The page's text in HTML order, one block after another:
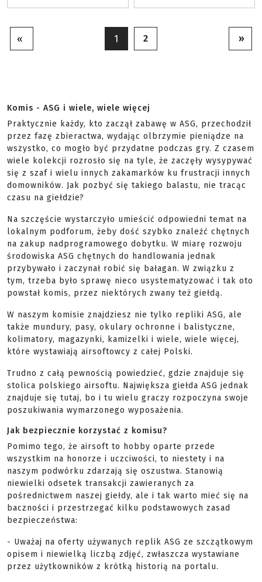
« 1 2 »
Komis - ASG i wiele, wiele więcej
Praktycznie każdy, kto zaczął zabawę w ASG, przechodził
przez fazę zbieractwa, wydając olbrzymie pieniądze na
wszystko, co mogło być przydatne podczas gry. Z czasem
wiele kolekcji rozrosło się na tyle, że zaczęły wysypywać
się z szaf i wielu innych zakamarków ku frustracji innych
domowników. Jak pozbyć się takiego balastu, nie tracąc
czasu na giełdzie?
Na szczęście wystarczyło umieścić odpowiedni temat na
lokalnym podforum, żeby dość szybko znaleźć chętnych
na zakup nadprogramowego dobytku. W miarę rozwoju
środowiska ASG chętnych do handlowania jednak
przybywało i zaczynał robić się bałagan. W związku z
tym, trzeba było sprawę nieco usystematyzować i tak oto
powstał komis, przez niektórych zwany też giełdą.
W naszym komisie znajdziesz nie tylko repliki ASG, ale
także mundury, pasy, okulary ochronne i balistyczne,
kolimatory, magazynki, kamizelki i wiele, wiele więcej,
które wystawiają airsoftowcy z całej Polski.
Trudno z całą pewnością powiedzieć, gdzie znajduje się
stolica polskiego airsoftu. Największa giełda ASG jednak
znajduje się tutaj, bo i tu wielu graczy rozpoczyna swoje
poszukiwania wymarzonego wyposażenia.
Jak bezpiecznie korzystać z komisu?
Pomimo tego, że airsoft to hobby oparte przede
wszystkim na honorze i uczciwości, to niestety i na
naszym podwórku zdarzają się oszustwa. Stanowią
niewielki odsetek transakcji zawieranych za
pośrednictwem naszej giełdy, ale i tak warto mieć się na
baczności i przestrzegać kilku podstawowych zasad
bezpieczeństwa:
- Uważaj na oferty używanych replik ASG ze szczątkowym
opisem i niewielką liczbą zdjęć, zwłaszcza wystawiane
przez użytkowników z krótką historią na portalu.